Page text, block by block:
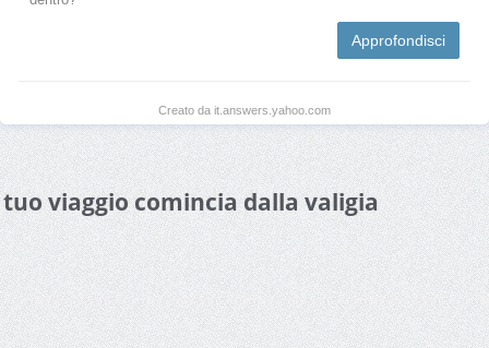
Approfondisci
Creato da it.answers.yahoo.com
viaggio comincia dalla valigia